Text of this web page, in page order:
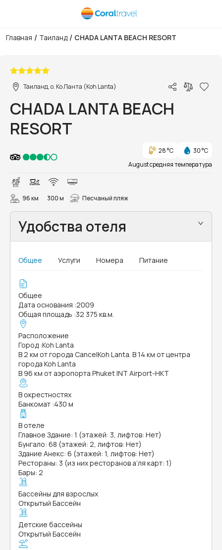
Главная / Таиланд / CHADA LANTA BEACH RESORT
Таиланд, о. Ко Ланта (Koh Lanta)
CHADA LANTA BEACH
RESORT
28 °C
30 °C
August средняя температура
96 км 300 м Песчаный пляж
Удобства отеля
Общее Услуги Номера Питание
Общее
Дата основания :2009
Общая площадь :32 375 кв.м.
Расположение
Город :Koh Lanta
В 2 км от города CancelKoh Lanta. В 14 км от центра
города Koh Lanta
В 96 км от аэропорта Phuket INT Airport-HKT
В окрестностях
Банкомат :430 м
В отеле
Главное Здание: 1 (этажей: 3, лифтов: Нет)
Бунгало: 68 (этажей: 2, лифтов: Нет)
Здание Анекс: 6 (этажей: 1, лифтов: Нет)
Рестораны: 3 (из них ресторанов а’ля карт: 1)
Бары: 2
Бассейны для взрослых
Открытый Бассейн
Детские бассейны
Открытый Бассейн